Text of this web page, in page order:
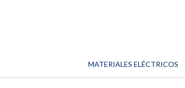
MATERIALES ELÉCTRICOS